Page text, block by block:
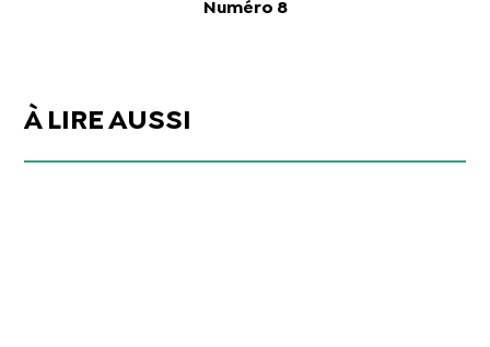
Numéro 8
À LIRE AUSSI